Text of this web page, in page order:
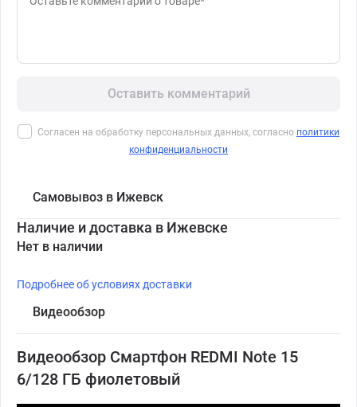
Оставить комментарий
Согласен на обработку персональных данных, согласно политики
конфиденциальности
Самовывоз в Ижевск
Наличие и доставка в Ижевске
Нет в наличии
Подробнее об условиях доставки
Видеообзор
Видеообзор Смартфон REDMI Note 15
6/128 ГБ фиолетовый